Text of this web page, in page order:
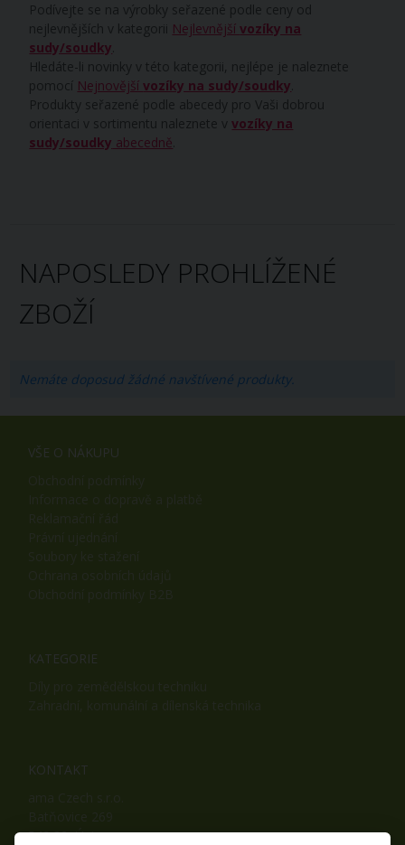
Podívejte se na výrobky seřazené podle ceny od
nejlevnějších v kategorii Nejlevnějšívozíky na
sudy/soudky
Hledáte-li novinky v této kategorii, nejlépe je naleznete
pomocí Nejnovějšívozíky na sudy/soudky
Produkty seřazené podle abecedy pro Vaši dobrou
orientaci v sortimentu naleznete vvozíky na
sudy/soudky abecedně
NAPOSLEDY PROHLÍŽENÉ
ZBOŽÍ
Nemáte doposud žádné navštívené produkty.
VŠE O NÁKUPU
KATEGORIE
KONTAKT
542 32, Úpice